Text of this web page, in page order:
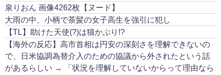
泉りおん 画像4262枚【ヌード】
大雨の中、小柄で茶髪の女子高生を強引に犯し
【TL】助けた天使(?)は猫かぶり!?
【海外の反応】高市首相は円安の深刻さを理解できないの
で、日米協調為替介入のための協議から外されたという話
があるらしい → 「状況を理解していないからって理由なら